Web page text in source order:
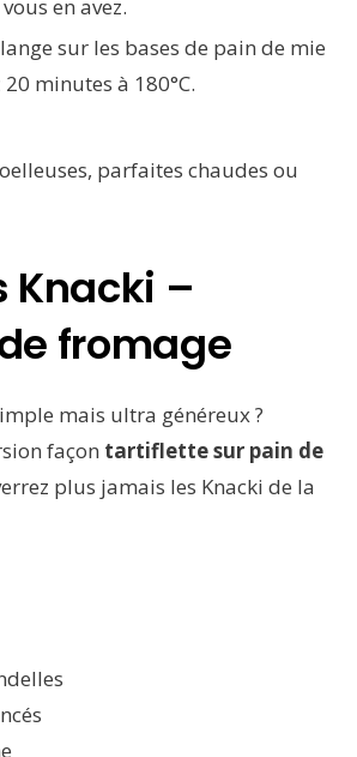
en avez.
sur les bases de pain de mie
minutes à 180°C.
parfaites chaudes ou
Knacki –
fromage
mais ultra généreux ?
façon tartiflette sur pain de
plus jamais les Knacki de la